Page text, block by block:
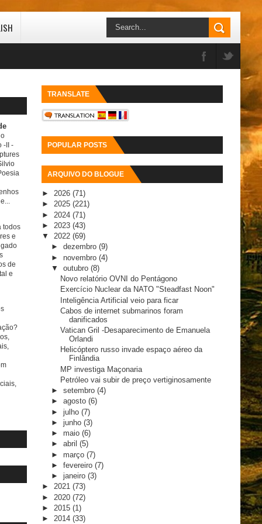
II -
todos
e
de
e
TRANSLATE
POPULAR POSTS
ARQUIVO DO BLOGUE
► 2026 (71)
► 2025 (221)
► 2024 (71)
► 2023 (43)
▼ 2022 (69)
► dezembro (9)
► novembro (4)
▼ outubro (8)
Novo relatório OVNI do Pentágono
Exercício Nuclear da NATO "Steadfast Noon"
Inteligência Artificial veio para ficar
Cabos de internet submarinos foram
danificados
Vatican Gril -Desaparecimento de Emanuela
Orlandi
Helicóptero russo invade espaço aéreo da
Finlândia
MP investiga Maçonaria
Petróleo vai subir de preço vertiginosamente
► setembro (4)
► agosto (6)
► julho (7)
► junho (3)
► maio (6)
► abril (5)
► março (7)
► fevereiro (7)
► janeiro (3)
► 2021 (73)
► 2020 (72)
► 2015 (1)
► 2014 (33)